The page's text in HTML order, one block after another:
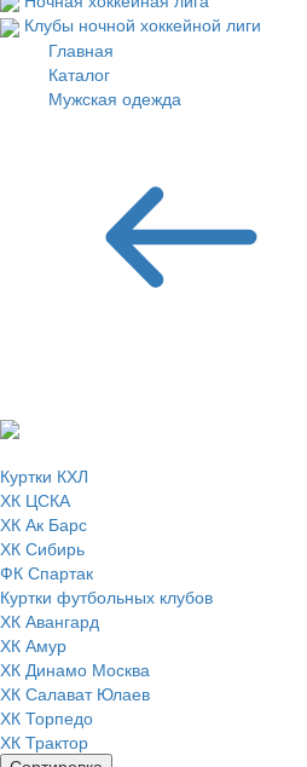
Клубы ночной хоккейной лиги
Главная
Каталог
Мужская одежда
Куртки КХЛ
ХК ЦСКА
ХК Ак Барс
ХК Сибирь
ФК Спартак
Куртки футбольных клубов
ХК Авангард
ХК Амур
ХК Динамо Москва
ХК Салават Юлаев
ХК Торпедо
ХК Трактор